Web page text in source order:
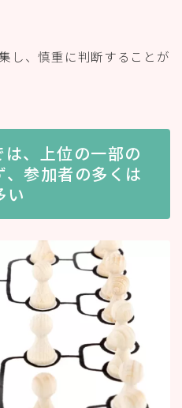
し、慎重に判断することが
、上位の一部の
参加者の多くは
い